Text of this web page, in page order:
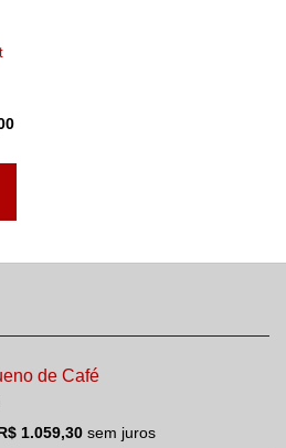
de Café
1.059,30 sem juros